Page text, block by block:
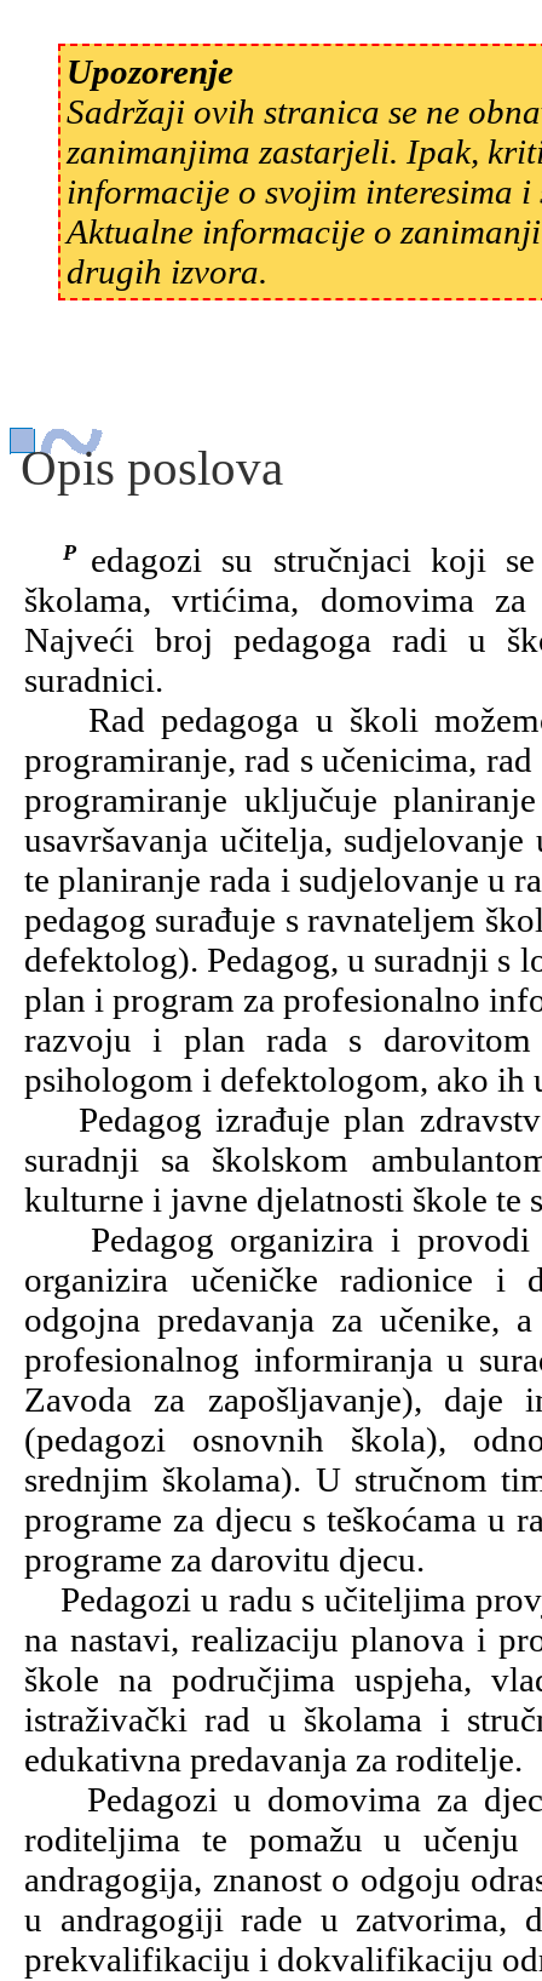
Upozorenje
Sadržaji ovih stranica se ne
zanimanjima zastarjeli. Ipak,
informacije o svojim interesima
Aktualne informacije o
drugih izvora.
Opis poslova
Pedagozi su stručnjaci koji se bave odgojem. Pedagozi mogu raditi u
školama, vrtićima, domovima
Najveći broj pedagoga radi u
suradnici.
Rad pedagoga u školi
programiranje, rad s učenicima,
programiranje uključuje
usavršavanja učitelja,
te planiranje rada i sudjelovanje u
pedagog surađuje s ravnateljem
defektolog). Pedagog, u suradnji s
plan i program za profesionalno
razvoju i plan rada s
psihologom i defektologom, ako ih
Pedagog izrađuje plan
suradnji sa školskom
kulturne i javne djelatnosti škole te
Pedagog organizira i provodi
organizira učeničke radionice i
odgojna predavanja za učenike,
profesionalnog informiranja u
Zavoda za zapošljavanje), daje
(pedagozi osnovnih škola),
srednjim školama). U stručnom
programe za djecu s teškoćama u
programe za darovitu djecu.
Pedagozi u radu s učiteljima
na nastavi, realizaciju planova i
škole na područjima uspjeha,
istraživački rad u školama i
edukativna predavanja za roditelje.
Pedagozi u domovima za
roditeljima te pomažu u učenju
andragogija, znanost o odgoju
u andragogiji rade u zatvorima,
prekvalifikaciju i dokvalifikaciju